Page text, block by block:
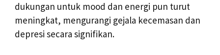
dukungan untuk mood dan energi pun turut
meningkat, mengurangi gejala kecemasan dan
depresi secara signifikan.